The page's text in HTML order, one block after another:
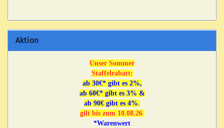
Aktion
Unser Sommer
Staffelrabatt:
ab 30€* gibt es 2%,
ab 60€* gibt es 3% &
ab 90€ gibt es 4%.
gilt bis zum 10.08.26
*Warenwert